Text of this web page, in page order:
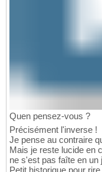
Quen pensez-vous ?
Précisément l'inverse !
Je pense au contraire
Mais je reste lucide en
ne s'est pas faîte en un
Petit historique pour rire